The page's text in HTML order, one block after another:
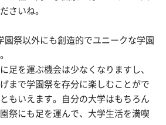
さいね。
園祭以外にも創造的でユニークな学園
足を運ぶ機会は少なくなりますし、
まで学園祭を存分に楽しむことがで
もいえます。自分の大学はもちろん
祭にも足を運んで、大学生活を満喫